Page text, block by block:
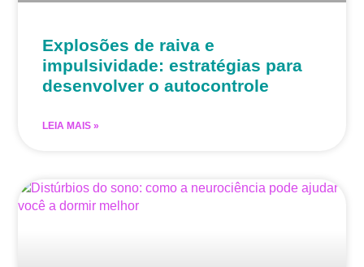
Explosões de raiva e
impulsividade: estratégias para
desenvolver o autocontrole
LEIA MAIS »